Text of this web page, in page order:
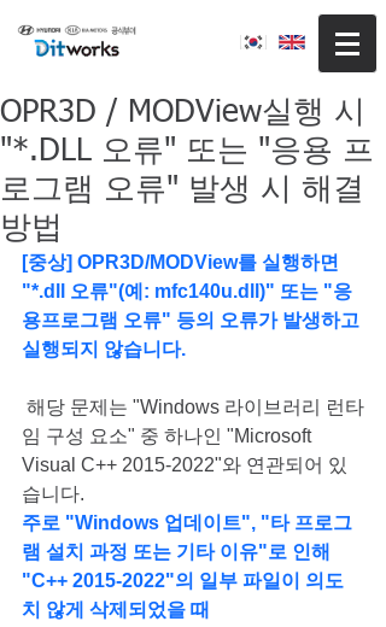
OPR3D / MODView실행 시
"*.DLL 오류" 또는 "응용 프
로그램 오류" 발생 시 해결
방법
[중상] OPR3D/MODView를 실행하면
"*.dll 오류"(예: mfc140u.dll)" 또는 "응
용프로그램 오류" 등의 오류가 발생하고
실행되지 않습니다.
임 구성 요소" 중 하나인 "Microsoft
Visual C++ 2015-2022"와 연관되어 있
습니다.
주로 "Windows 업데이트", "타 프로그
램 설치 과정 또는 기타 이유"로 인해
"C++ 2015-2022"의 일부 파일이 의도
치 않게 삭제되었을 때